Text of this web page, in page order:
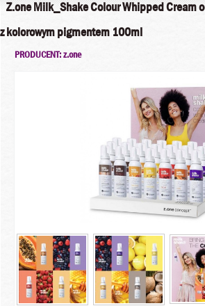
Z.one Milk_Shake Colour Whipped Cream
z kolorowym pigmentem 100ml
PRODUCENT: z.one